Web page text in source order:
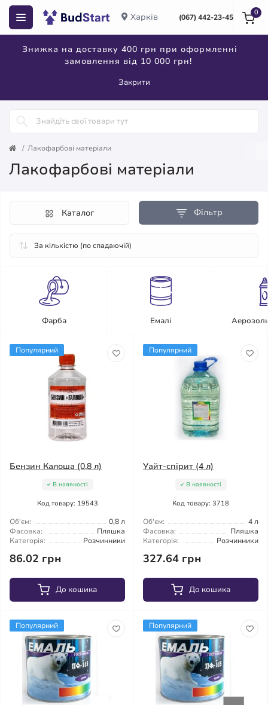
Харків (067) 442-23-45
Знижка на доставку 400 грн при оформленні
замовлення від 10 000 грн!
Закрити
0
Лакофарбові матеріали
Лакофарбові матеріали
Фільтр
Каталог
Фарба Емалі
Популярний
Бензин Калоша (0,8 л)
В наявності
Код товару: 19543
Об'єм:
0,8 л
Фасовка:
Пляшка
Категорія:
Розчинники
86.02 грн
До кошика
Популярний
Уайт-спірит (4 л)
В наявності
Код товару: 3718
Об'єм:
4 л
Фасовка:
Пляшка
Категорія:
Розчинники
327.64 грн
До кошика
Популярний Популярний